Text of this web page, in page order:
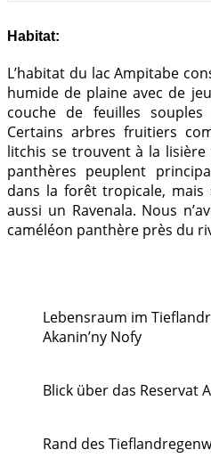
Habitat:
L’habitat du lac Ampitabe
humide de plaine avec de
couche de feuilles
Certains arbres fruitiers
litchis se trouvent à la
panthères peuplent
dans la forêt tropicale, mais
aussi un Ravenala. Nous
caméléon panthère près du
Lebensraum im
Akanin’ny Nofy
Blick über das Reservat
Rand des